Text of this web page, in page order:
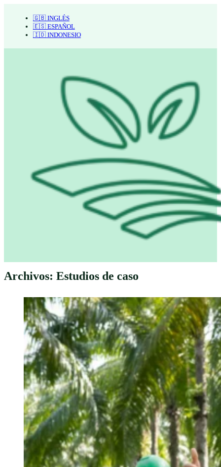
🇬🇧 INGLÉS
🇪🇸 ESPAÑOL
🇮🇩 INDONESIO
Archivos: Estudios de caso